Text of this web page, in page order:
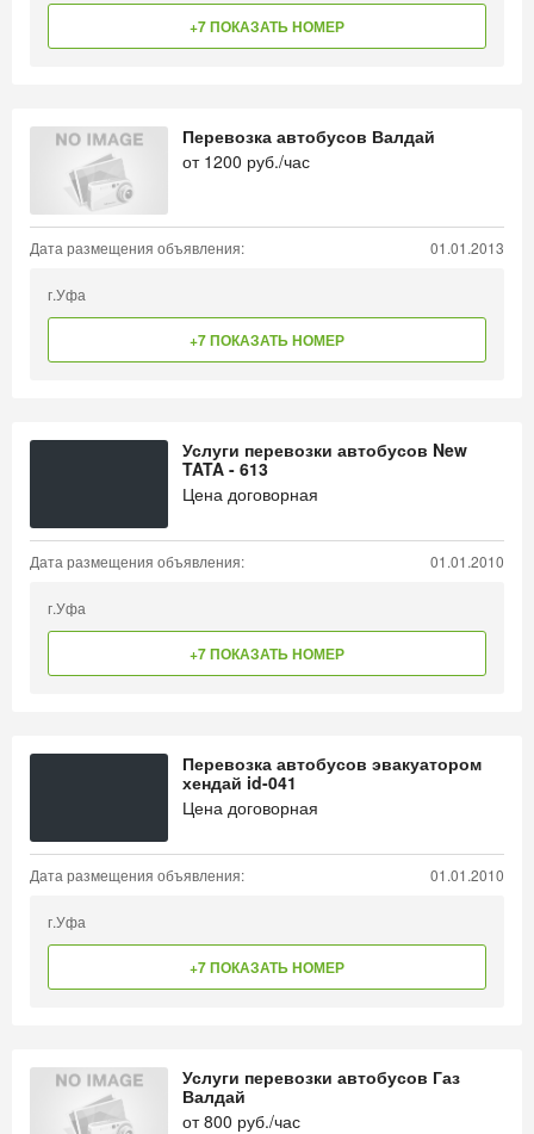
+7 ПОКАЗАТЬ НОМЕР
Перевозка автобусов Валдай
от 1200 руб./час
Дата размещения объявления: 01.01.2013
г.Уфа
+7 ПОКАЗАТЬ НОМЕР
Услуги перевозки автобусов New
TATA - 613
Цена договорная
Дата размещения объявления: 01.01.2010
г.Уфа
+7 ПОКАЗАТЬ НОМЕР
Перевозка автобусов эвакуатором
хендай id-041
Цена договорная
Дата размещения объявления: 01.01.2010
г.Уфа
+7 ПОКАЗАТЬ НОМЕР
Услуги перевозки автобусов Газ
Валдай
от800 руб./час